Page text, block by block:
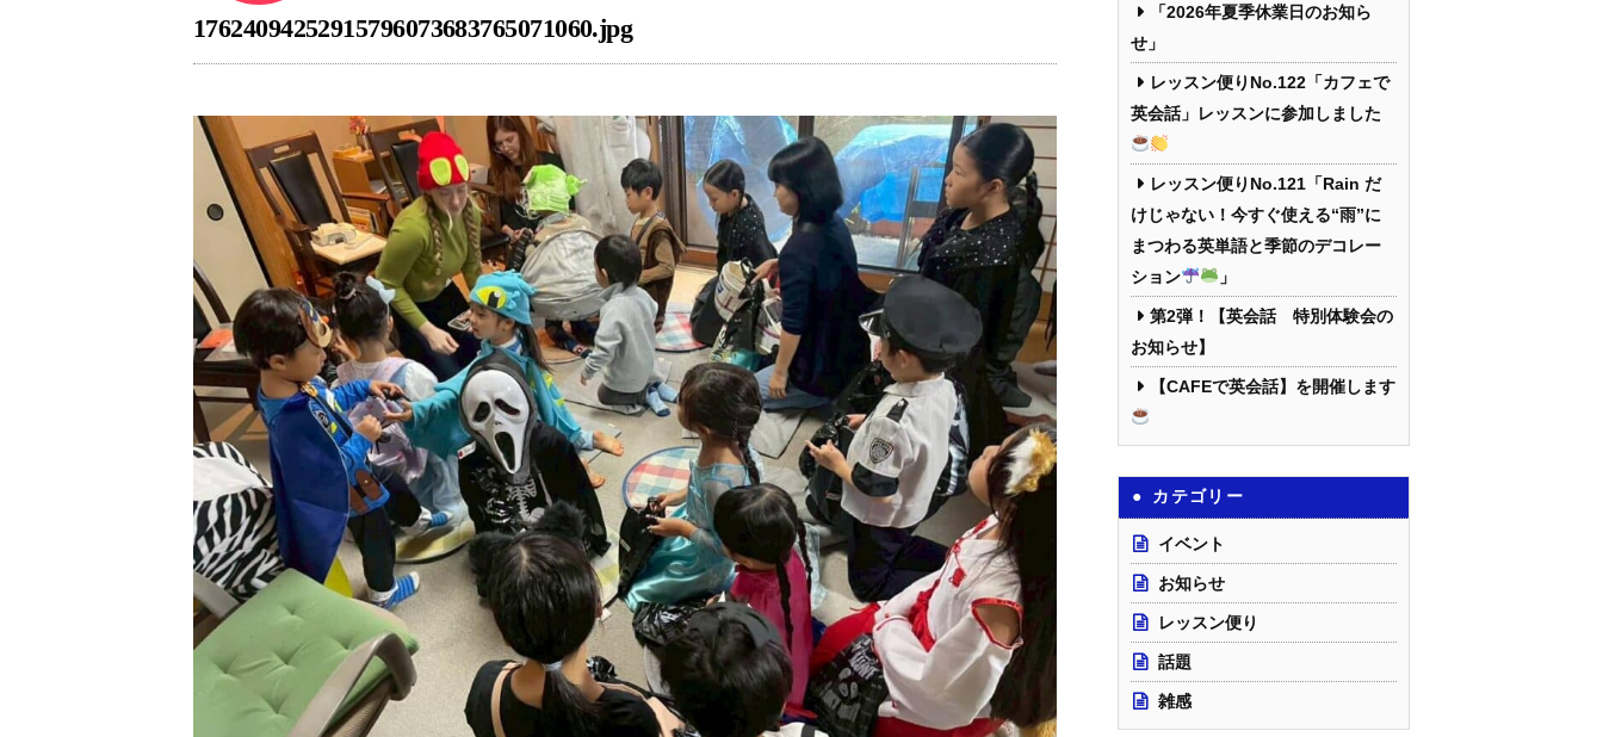
17624094252915796073683765071060.jpg
「2026年夏季休業日のお知ら
せ」
レッスン便りNo.122「カフェで
英会話」レッスンに参加しました
レッスン便りNo.121「Rain だ
けじゃない！今すぐ使える“雨”に
まつわる英単語と季節のデコレー
ション
」
第2弾！【英会話 特別体験会の
お知らせ】
【CAFEで英会話】を開催します
カテゴリー
イベント
お知らせ
レッスン便り
話題
雑感